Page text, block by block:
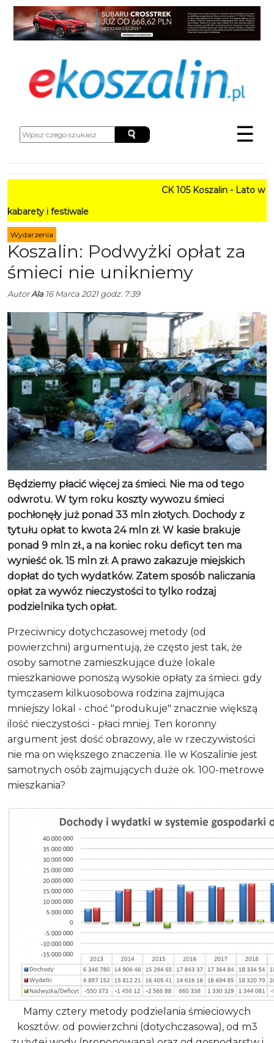
☰
CK 105 Koszalin - Lato w Mieście
Wydarzenia
Koszalin: Podwyżki opłat za
śmieci nie unikniemy
AutorAla16 Marca 2021 godz. 7:39
Będziemy płacić więcej za śmieci. Nie ma od tego
odwrotu. W tym roku koszty wywozu śmieci
pochłonęły już ponad 33 mln złotych. Dochody z
tytułu opłat to kwota 24 mln zł. W kasie brakuje
ponad 9 mln zł., a na koniec roku deficyt ten ma
wynieść ok. 15 mln zł. A prawo zakazuje miejskich
dopłat do tych wydatków. Zatem sposób naliczania
opłat za wywóz nieczystości to tylko rodzaj
podzielnika tych opłat.
Przeciwnicy dotychczasowej metody (od
powierzchni) argumentują, że często jest tak, że
osoby samotne zamieszkujące duże lokale
mieszkaniowe ponoszą wysokie opłaty za śmieci. gdy
tymczasem kilkuosobowa rodzina zajmująca
mniejszy lokal - choć "produkuje" znacznie większą
ilość nieczystości - płaci mniej. Ten koronny
argument jest dość obrazowy, ale w rzeczywistości
nie ma on większego znaczenia. Ile w Koszalinie jest
samotnych osób zajmujących duże ok. 100-metrowe
mieszkania?
Mamy cztery metody podzielania śmieciowych
kosztów: od powierzchni (dotychczasowa), od m3